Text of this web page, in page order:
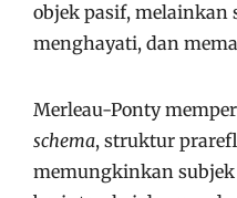
objek pasif, melainkan
menghayati, dan
Merleau-Ponty
schema, struktur
memungkinkan subjek